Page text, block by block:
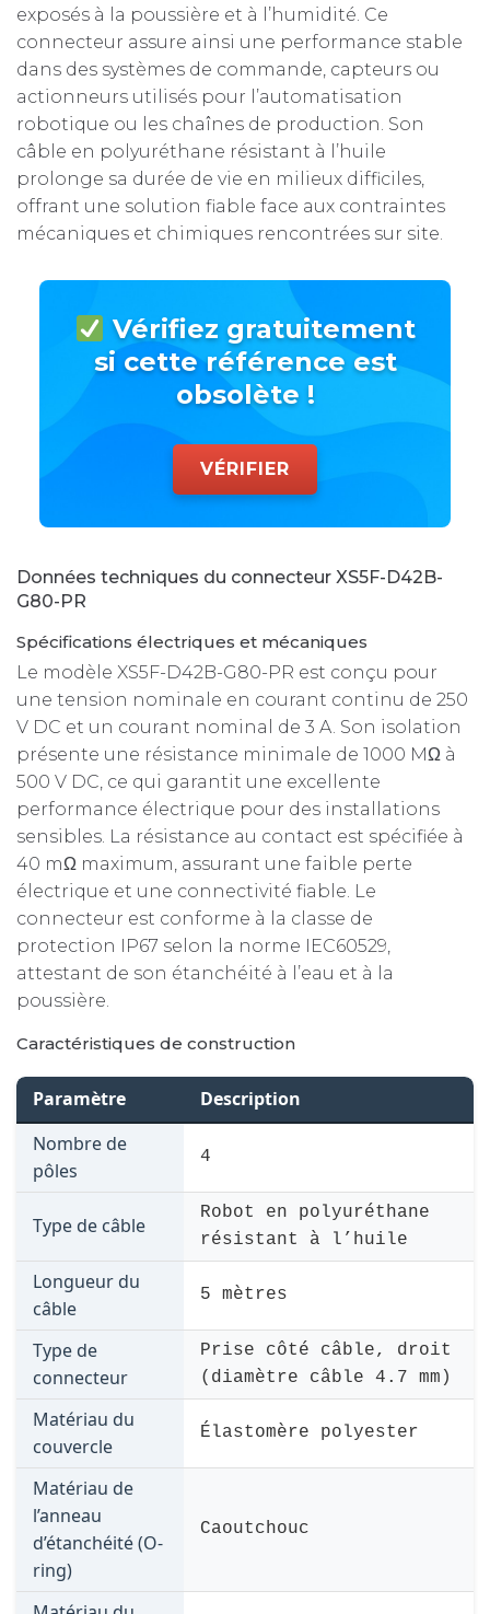
exposés à la poussière et à l’humidité. Ce
connecteur assure ainsi une performance stable
dans des systèmes de commande, capteurs ou
actionneurs utilisés pour l’automatisation
robotique ou les chaînes de production. Son
câble en polyuréthane résistant à l’huile
prolonge sa durée de vie en milieux difficiles,
offrant une solution fiable face aux contraintes
mécaniques et chimiques rencontrées sur site.
Vérifiez gratuitement
si cette référence est
obsolète !
VÉRIFIER
Données techniques du connecteur XS5F-D42B-
G80-PR
Spécifications électriques et mécaniques
Le modèle XS5F-D42B-G80-PR est conçu pour
une tension nominale en courant continu de 250
V DC et un courant nominal de 3 A. Son isolation
présente une résistance minimale de 1000 MΩ à
500 V DC, ce qui garantit une excellente
performance électrique pour des installations
sensibles. La résistance au contact est spécifiée à
40 mΩ maximum, assurant une faible perte
électrique et une connectivité fiable. Le
connecteur est conforme à la classe de
protection IP67 selon la norme IEC60529,
attestant de son étanchéité à l’eau et à la
poussière.
Caractéristiques de construction
Paramètre
Description
Nombre de
pôles
4
Type de câble
Robot en polyuréthane
résistant à l’huile
Longueur du
câble
5 mètres
Type de
connecteur
Prise côté câble, droit
(diamètre câble 4.7 mm)
Matériau du
couvercle
Élastomère polyester
Matériau de
l’anneau
d’étanchéité (O-
ring)
Caoutchouc